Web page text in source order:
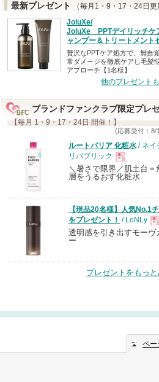
最新プレゼント
（毎月1・9・17・24日更
JoluXe/
JoluXe PPTデイリッチ
ャンプー＆トリートメント
贅沢なPPTケア処方で、無自
常ダメージを徹底ケアし毛髪
アプローチ【1名様】
他のプレゼント
ブランドファンクラブ限定プレ
【毎月 1・9・17・24日 開催！】
(応募受付：8/
ルートバリア 化粧水 / ネイ
リパブリック
現
品
＼暑さで限界／肌土台＝
層をうるおす化粧水
【現品20名様】人気No.1
をプレゼント！
/ LoNLy
現
品
透明感を引き出すモーヴ
ー
プレゼントをもっ
ペー